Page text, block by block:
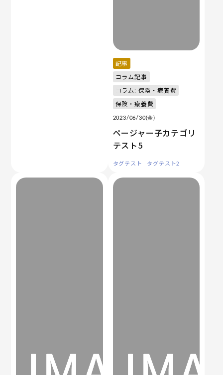
記事
コラム記事
コラム: 保険・療養費
保険・療養費
2023/06/30(金)
ページャー子カテゴリ
テスト5
タグテスト タグテスト2